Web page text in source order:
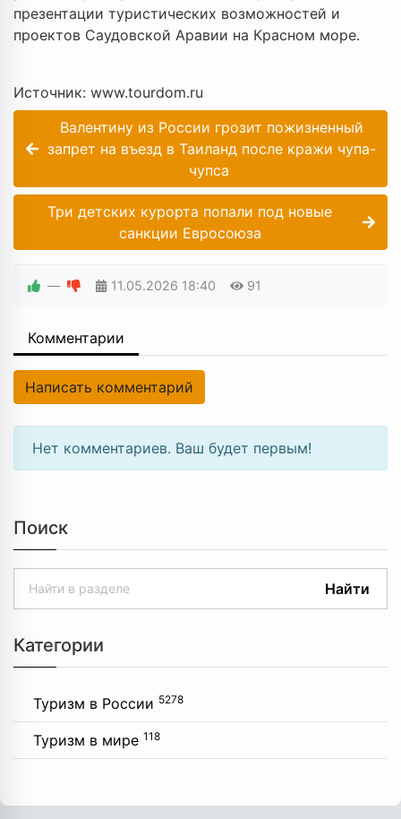
презентации туристических возможностей и
проектов Саудовской Аравии на Красном море.
Источник: www.tourdom.ru
Валентину из России грозит пожизненный
запрет на въезд в Таиланд после кражи чупа-
чупса
Три детских курорта попали под новые
санкции Евросоюза
— 11.05.2026 18:40 91
Комментарии
Написать комментарий
Нет комментариев. Ваш будет первым!
Поиск
Найти
Категории
Туризм в России 5278
Туризм в мире 118